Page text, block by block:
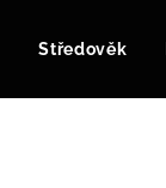
Středověk